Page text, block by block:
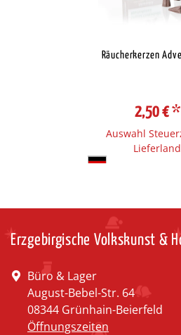
Räucherkerzen
2,50 €*
Auswahl
Lieferland
Erzgebirgische Volkskunst &
Büro & Lager
August-Bebel-Str. 64
08344 Grünhain-Beierfeld
Öffnungszeiten